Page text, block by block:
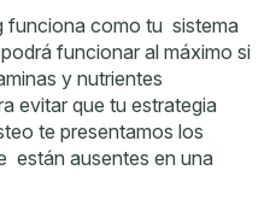
funciona como tu sistema
funcionar al máximo si
y nutrientes
evitar que tu estrategia
te presentamos los
están ausentes en una